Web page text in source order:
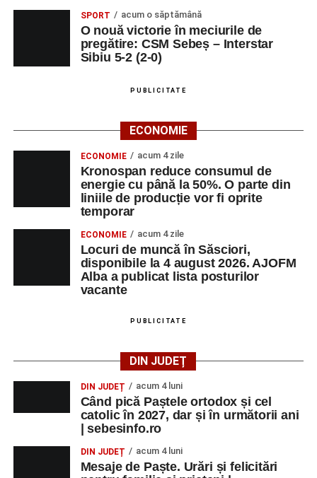
SPORT acum o săptămână
O nouă victorie în meciurile de
pregătire: CSM Sebeș – Interstar
Sibiu 5-2 (2-0)
PUBLICITATE
ECONOMIE
ECONOMIE acum 4 zile
Kronospan reduce consumul de
energie cu până la 50%. O parte din
liniile de producție vor fi oprite
temporar
ECONOMIE acum 4 zile
Locuri de muncă în Săsciori,
disponibile la 4 august 2026. AJOFM
Alba a publicat lista posturilor
vacante
PUBLICITATE
DIN JUDEȚ
DIN JUDEȚ acum 4 luni
Când pică Paștele ortodox și cel
catolic în 2027, dar și în următorii ani
| sebesinfo.ro
DIN JUDEȚ acum 4 luni
Mesaje de Paște. Urări și felicitări